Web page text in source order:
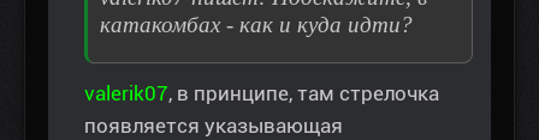
катакомбах - как и куда идти?
valerik07, в принципе, там стрелочка
появляется указывающая